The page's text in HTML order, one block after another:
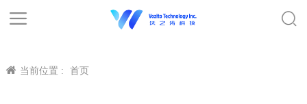
当前位置 : 首页